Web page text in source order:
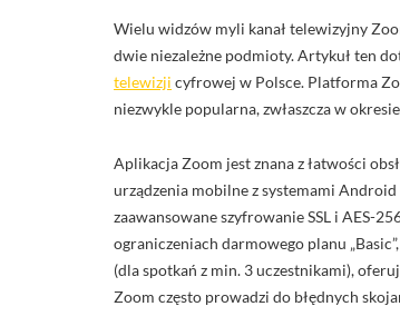
Wielu widzów myli kanał telewizyjny
dwie niezależne podmioty. Artykuł ten
telewizji cyfrowej w Polsce. Platforma
niezwykle popularna, zwłaszcza w
Aplikacja Zoom jest znana z łatwości
urządzenia mobilne z systemami
zaawansowane szyfrowanie SSL i AES-
ograniczeniach darmowego planu
(dla spotkań z min. 3 uczestnikami),
Zoom często prowadzi do błędnych